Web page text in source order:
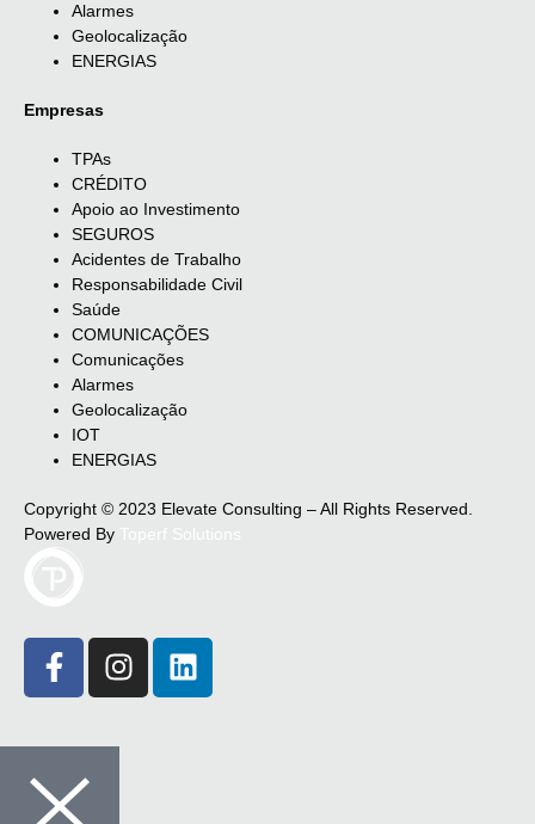
Alarmes
Geolocalização
ENERGIAS
Empresas
TPAs
CRÉDITO
Apoio ao Investimento
SEGUROS
Acidentes de Trabalho
Responsabilidade Civil
Saúde
COMUNICAÇÕES
Comunicações
Alarmes
Geolocalização
IOT
ENERGIAS
Copyright © 2023 Elevate Consulting – All Rights Reserved.
Powered By